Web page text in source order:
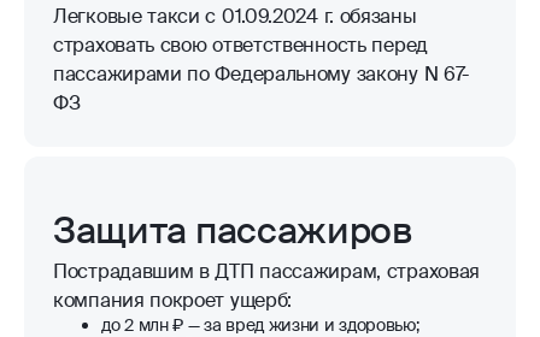
Легковые такси с 01.09.2024 г. обязаны
страховать свою ответственность перед
пассажирами по Федеральному закону N 67-
ФЗ
Защита пассажиров
Пострадавшим в ДТП пассажирам, страховая
компания покроет ущерб:
до 2 млн ₽ — за вред жизни и здоровью;